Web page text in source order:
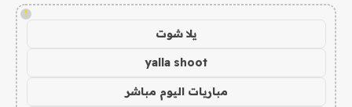
!
يلا شوت
yalla shoot
مباريات اليوم مباشر